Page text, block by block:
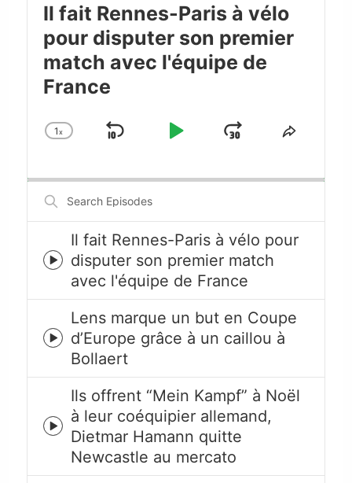
Il fait Rennes-Paris à vélo
pour disputer son premier
match avec l'équipe de
France
Change
1x
Skip
Play
JumpShare
Search
Episodes
Episode
play
icon
Il fait Rennes-Paris à vélo pour
disputer son premier match
avec l'équipe de France
Episode
play
icon
Lens marque un but en Coupe
d’Europe grâce à un caillou à
Bollaert
Episode
play
icon
Ils offrent “Mein Kampf” à Noël
à leur coéquipier allemand,
Dietmar Hamann quitte
Newcastle au mercato